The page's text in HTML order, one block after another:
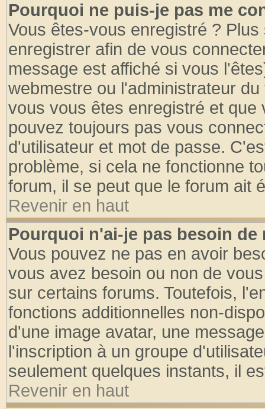
Pourquoi ne puis-je pas me
Vous êtes-vous enregistré ?
enregistrer afin de vous
message est affiché si vous
webmestre ou l'administrateur
vous vous êtes enregistré et
pouvez toujours pas vous
d'utilisateur et mot de passe.
problème, si cela ne fonctionne
forum, il se peut que le forum ait
Revenir en haut
Pourquoi n'ai-je pas besoin de
Vous pouvez ne pas en avoir
vous avez besoin ou non de
sur certains forums. Toutefois,
fonctions additionnelles non-
d'une image avatar, une
l'inscription à un groupe
seulement quelques instants, il
Revenir en haut